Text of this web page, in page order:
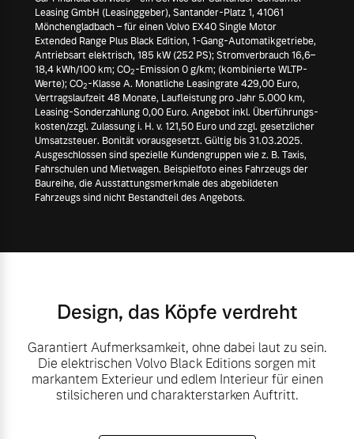
Leasing GmbH (Leasinggeber), Santander-Platz 1, 41061
Mönchengladbach – für einen Volvo EX40 Single Motor
Extended Range Plus Black Edition, 1-Gang-Automatikgetriebe,
Antriebsart elektrisch, 185 kW (252 PS); Stromverbrauch 16,6–
18,4 kWh/100 km; CO2-Emission 0 g/km; (kombinierte WLTP-
Werte); CO2-Klasse A. Monatliche Leasingrate 429,00 Euro,
Vertragslaufzeit 48 Monate, Laufleistung pro Jahr 5.000 km,
Leasing-Sonderzahlung 0,00 Euro. Angebot inkl. Überführungs-
kosten/zzgl. Zulassung i. H. v. 121,50 Euro und zzgl. gesetzlicher
Umsatzsteuer. Bonität vorausgesetzt. Gültig bis 31.03.2025.
Ausgeschlossen sind spezielle Kundengruppen wie z. B. Taxis,
Fahrschulen und Mietwagen. Beispielfoto eines Fahrzeugs der
Baureihe, die Ausstattungsmerkmale des abgebildeten
Fahrzeugs sind nicht Bestandteil des Angebots.
Design, das Köpfe verdreht
Garantiert Aufmerksamkeit, ohne dabei laut zu sein.
Die elektrischen Volvo Black Editions sorgen mit
markantem Exterieur und edlem Interieur für einen
stilsicheren und charakterstarken Auftritt.